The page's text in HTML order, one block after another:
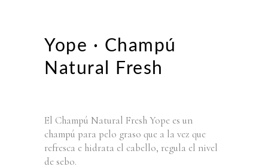
Yope · Champú
Natural Fresh
El Champú Natural Fresh Yope es un
champú para pelo graso que a la vez que
refresca e hidrata el cabello, regula el nivel
de sebo.